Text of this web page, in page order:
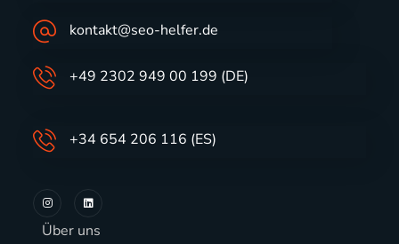
kontakt@seo-helfer.de
+49 2302 949 00 199 (DE)
+34 654 206 116 (ES)
Über uns